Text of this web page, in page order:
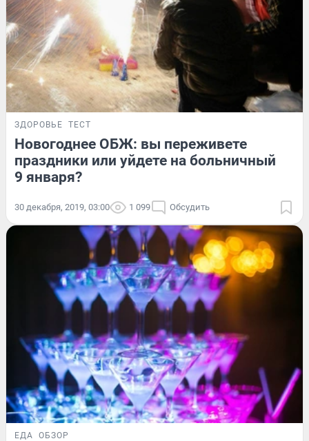
ЗДОРОВЬЕ ТЕСТ
Новогоднее ОБЖ: вы переживете
праздники или уйдете на больничный
9 января?
30 декабря, 2019, 03:00 1 099 Обсудить
ЕДА ОБЗОР